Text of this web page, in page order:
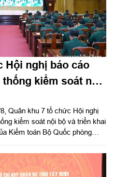
Hội nghị báo cáo
kiểm soát nội
Quân khu 7 tổ chức Hội nghị
kiểm soát nội bộ và triển khai
Kiểm toán Bộ Quốc phòng
Đảng, Ủy viên Quân ủy Trung
Quân khu chủ trì hội nghị.